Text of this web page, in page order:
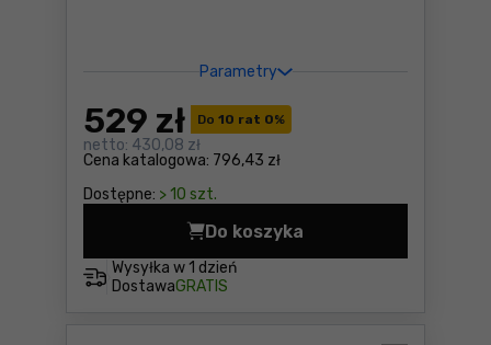
Parametry
Do 10 rat 0%
Cena katalogowa: 796,43 zł
529 zł
netto: 430,08 zł
Dostępne: > 10 szt.
Wysyłka w 1 dzień
DostawaGRATIS
Do koszyka
Piła szablasta DeWalt